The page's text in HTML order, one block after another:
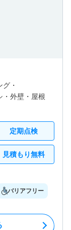
グ・
外壁・ 屋根
定期点検
見積もり無料
バリアフリー